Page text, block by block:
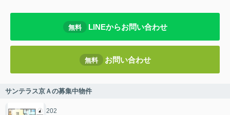
無料 LINEからお問い合わせ
無料 お問い合わせ
サンテラス京Ａの募集中物件
202